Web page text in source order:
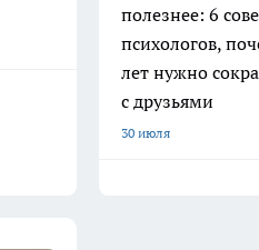
полезнее: 6
психологов,
лет нужно
с друзьями
30 июля